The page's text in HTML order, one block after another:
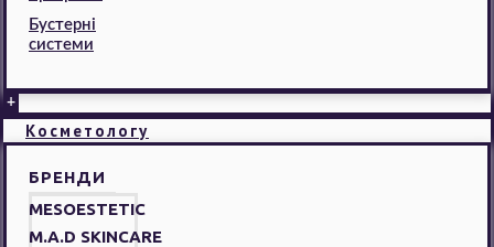
Бустерні
системи
+
Косметологу
БРЕНДИ
MESOESTETIC
M.A.D SKINCARE